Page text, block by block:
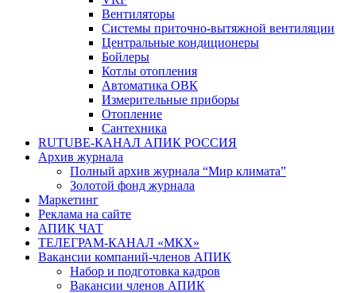
Вентиляторы
Системы приточно-вытяжной вентиляции
Центральные кондиционеры
Бойлеры
Котлы отопления
Автоматика ОВК
Измерительные приборы
Отопление
Сантехника
RUTUBE-КАНАЛ АПИК РОССИЯ
Архив журнала
Полный архив журнала “Мир климата”
Золотой фонд журнала
Маркетинг
Реклама на сайте
АПИК ЧАТ
ТЕЛЕГРАМ-КАНАЛ «МКХ»
Вакансии компаний-членов АПИК
Набор и подготовка кадров
Вакансии членов АПИК